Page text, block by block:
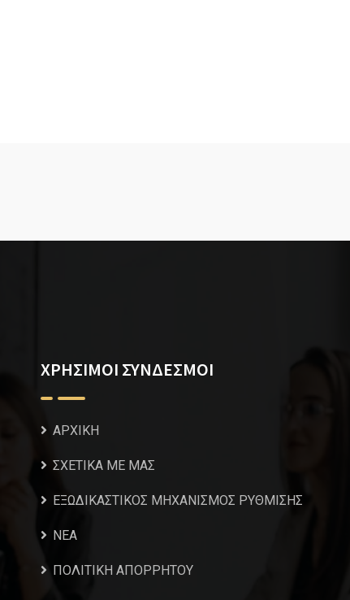
ΧΡΗΣΙΜΟΙ ΣΥΝΔΕΣΜΟΙ
ΑΡΧΙΚΗ
ΣΧΕΤΙΚΑ ΜΕ ΜΑΣ
ΕΞΩΔΙΚΑΣΤΙΚΟΣ ΜΗΧΑΝΙΣΜΟΣ ΡΥΘΜΙΣΗΣ
NEA
ΠΟΛΙΤΙΚΗ ΑΠΟΡΡΗΤΟΥ